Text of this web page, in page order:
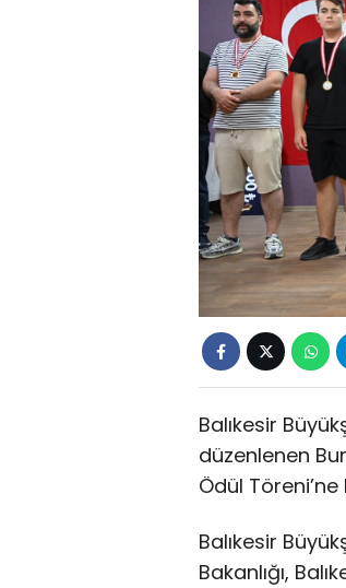
Balıkesir
düzenlenen
Ödül Töreni’ne
Balıkesir
Bakanlığı,